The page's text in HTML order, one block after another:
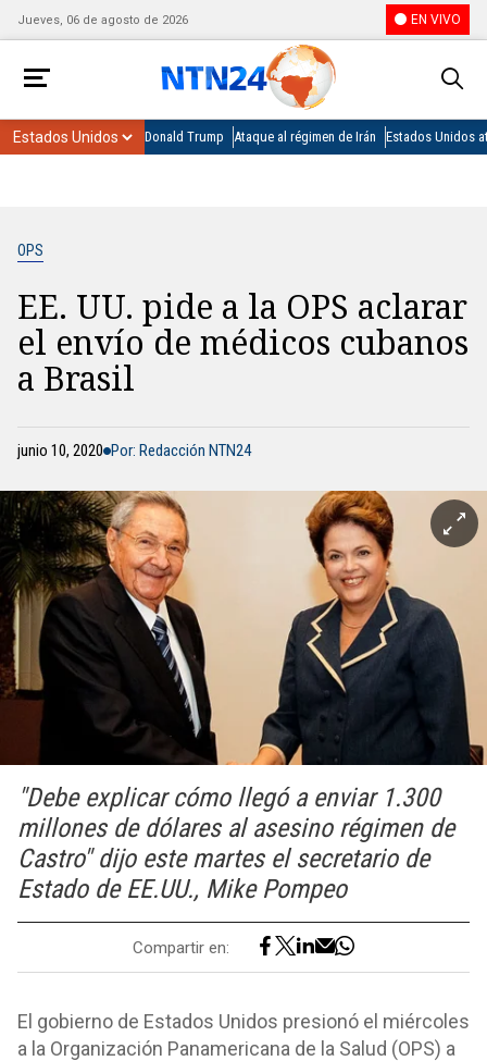
Jueves, 06 de agosto de 2026 EN VIVO
Donald Trump Ataque al régimen de Irán Estados Unidos
OPS
EE. UU. pide a la OPS aclarar
el envío de médicos cubanos
a Brasil
junio 10, 2020 Por: Redacción NTN24
"Debe explicar cómo llegó a enviar 1.300
millones de dólares al asesino régimen de
Castro" dijo este martes el secretario de
Estado de EE.UU., Mike Pompeo
Compartir en:
El gobierno de Estados Unidos presionó el miércoles
a la Organización Panamericana de la Salud (OPS) a